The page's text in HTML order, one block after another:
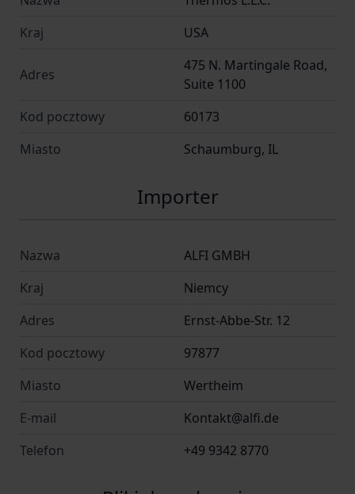
Waga; 0,46
Trzyma gorąco; 10
Kolor; nierdzewny/szary/jasny
Nakrętka
min. 10 szt
kubek
Kategorie; termos na jedzenie
Kraj
USA
Adres
475 N. Martingale Road,
Suite 1100
Kod pocztowy
60173
Miasto
Schaumburg, IL
Importer
Nazwa
ALFI GMBH
Kraj
Niemcy
Adres
Ernst-Abbe-Str. 12
Kod pocztowy
97877
Miasto
Wertheim
E-mail
Kontakt@alfi.de
Telefon
+49 9342 8770